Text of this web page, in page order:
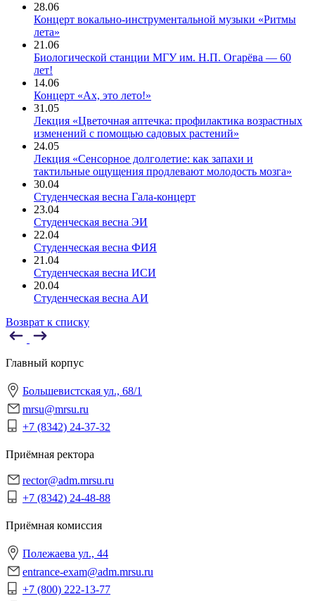
28.06
Концерт вокально-инструментальной музыки «Ритмы
лета»
21.06
Биологической станции МГУ им. Н.П. Огарёва — 60
лет!
14.06
Концерт «Ах, это лето!»
31.05
Лекция «Цветочная аптечка: профилактика возрастных
изменений с помощью садовых растений»
24.05
Лекция «Сенсорное долголетие: как запахи и
тактильные ощущения продлевают молодость мозга»
30.04
Студенческая весна Гала-концерт
23.04
Студенческая весна ЭИ
22.04
Студенческая весна ФИЯ
21.04
Студенческая весна ИСИ
20.04
Студенческая весна АИ
Возврат к списку
Главный корпус
Большевистская ул., 68/1
mrsu@mrsu.ru
+7 (8342) 24-37-32
Приёмная ректора
rector@adm.mrsu.ru
+7 (8342) 24-48-88
Приёмная комиссия
Полежаева ул., 44
entrance-exam@adm.mrsu.ru
+7 (800) 222-13-77